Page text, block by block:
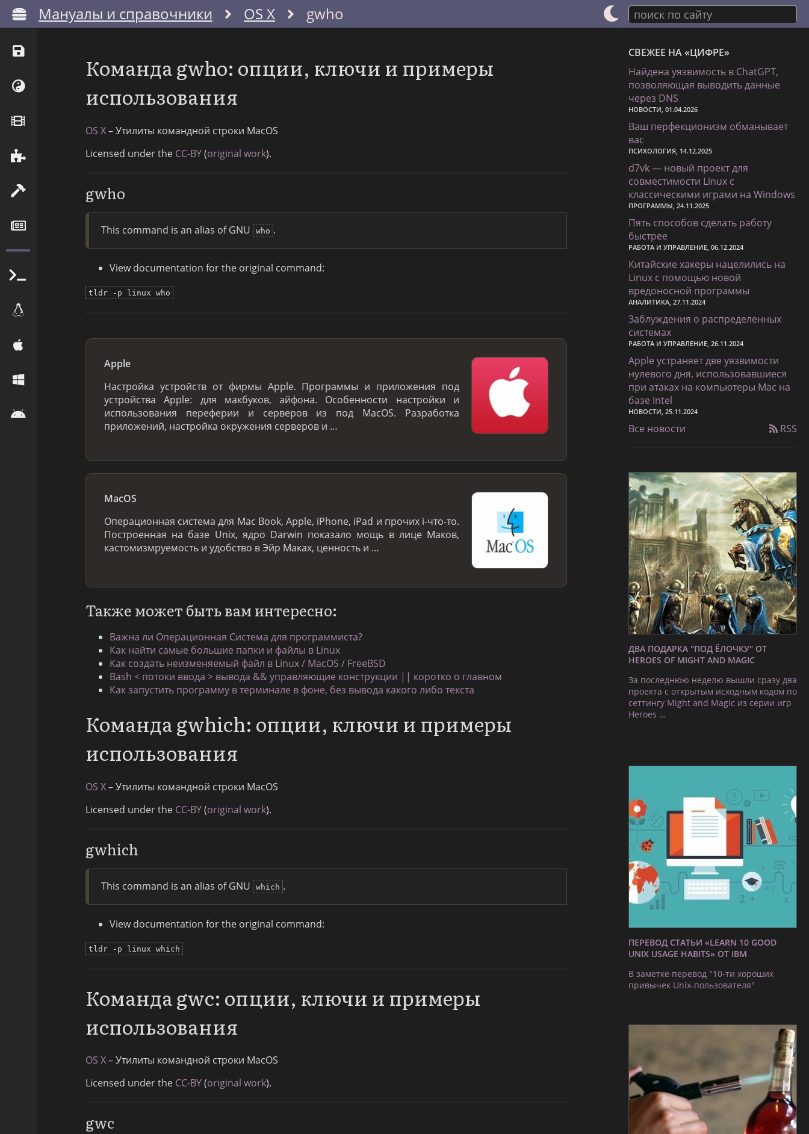
Мануалы и справочники OS X gwho поиск по сайту
Команда gwho: опции, ключи и примеры
использования
OS X– Утилиты командной строки MacOS
Licensed under the CC-BY(original work).
gwho
This command is an alias of GNU who .
View documentation for the original command:
tldr -p linux who
Apple
Настройка устройств от фирмы Apple. Программы и приложения под
устройства Apple: для макбуков, айфона. Особенности настройки и
использования переферии и серверов из под MacOS. Разработка
приложений, настройка окружения серверов и …
MacOS
Операционная система для Mac Book, Apple, iPhone, iPad и прочих i-что-то.
Построенная на базе Unix, ядро Darwin показало мощь в лице Маков,
кастомизмруемость и удобство в Эйр Маках, ценность и …
Также может быть вам интересно:
Важна ли Операционная Система для программиста?
Как найти самые большие папки и файлы в Linux
Как создать неизменяемый файл в Linux / MacOS / FreeBSD
Bash < потоки ввода > вывода && управляющие конструкции || коротко о главном
Как запустить программу в терминале в фоне, без вывода какого либо текста
Команда gwhich: опции, ключи и примеры
использования
OS X– Утилиты командной строки MacOS
Licensed under the CC-BY(original work).
gwhich
This command is an alias of GNU which .
View documentation for the original command:
tldr -p linux which
Команда gwc: опции, ключи и примеры
использования
OS X– Утилиты командной строки MacOS
Licensed under the CC-BY(original work).
gwc
СВЕЖЕЕ НА «ЦИФРЕ»
Найдена уязвимость в ChatGPT,
позволяющая выводить данные
через DNS
НОВОСТИ, 01.04.2026
Ваш перфекционизм обманывает
вас
ПСИХОЛОГИЯ, 14.12.2025
d7vk — новый проект для
совместимости Linux с
классическими играми на Windows
ПРОГРАММЫ, 24.11.2025
Пять способов сделать работу
быстрее
РАБОТА И УПРАВЛЕНИЕ, 06.12.2024
Китайские хакеры нацелились на
Linux с помощью новой
вредоносной программы
АНАЛИТИКА, 27.11.2024
Заблуждения о распределенных
системах
РАБОТА И УПРАВЛЕНИЕ, 26.11.2024
Apple устраняет две уязвимости
нулевого дня, использовавшиеся
при атаках на компьютеры Mac на
базе Intel
НОВОСТИ, 25.11.2024
Все новости RSS
ДВА ПОДАРКА "ПОД ЁЛОЧКУ" ОТ
HEROES OF MIGHT AND MAGIC
За последнюю неделю вышли сразу два
проекта с открытым исходным кодом по
сеттингу Might and Magic из серии игр
Heroes …
ПЕРЕВОД СТАТЬИ «LEARN 10 GOOD
UNIX USAGE HABITS» ОТ IBM
В заметке перевод "10-ти хороших
привычек Unix-пользователя"